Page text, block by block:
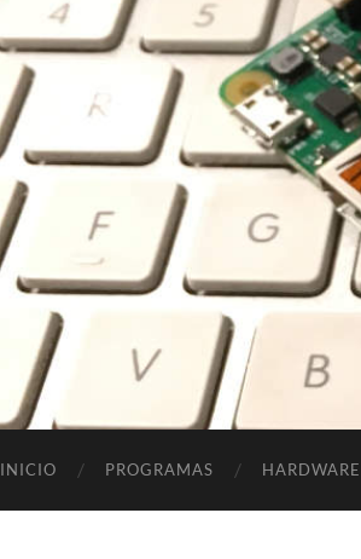
INICIO PROGRAMAS HARDWARE